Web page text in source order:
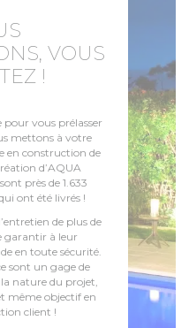
VOUS
!
pour vous prélasser
mettons à votre
en construction de
d’AQUA
près de 1.633
ont été livrés !
de plus de
garantir à leur
en toute sécurité.
sont un gage de
nature du projet,
même objectif en
client !